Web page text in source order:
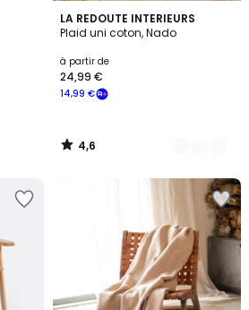
LA REDOUTE INTERIEURS
Plaid uni coton, Nado
à partir de
14,99 €
24,99 €
4,6
/ 5
3
Couleurs
4,6
/